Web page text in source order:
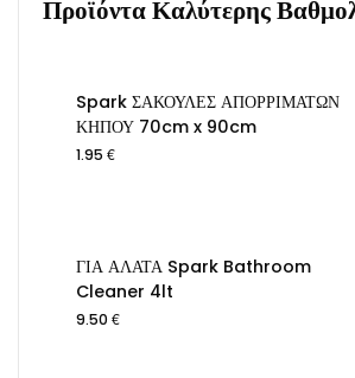
Προϊόντα Καλύτερης
Spark ΣΑΚΟΥΛΕΣ ΑΠΟΡΡΙΜΑΤΩΝ
ΚΗΠΟΥ 70cm x 90cm
1.95 €
ΓΙΑ ΑΛΑΤΑ Spark Bathroom
Cleaner 4lt
9.50 €